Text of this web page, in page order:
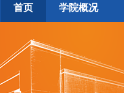
首页 学院概况